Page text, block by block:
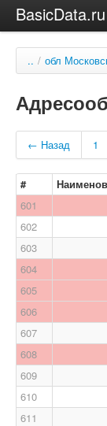
BasicData.ru
.. / обл
← Назад 1
#
601
602
603
604
605
606
607
608
609
610
611